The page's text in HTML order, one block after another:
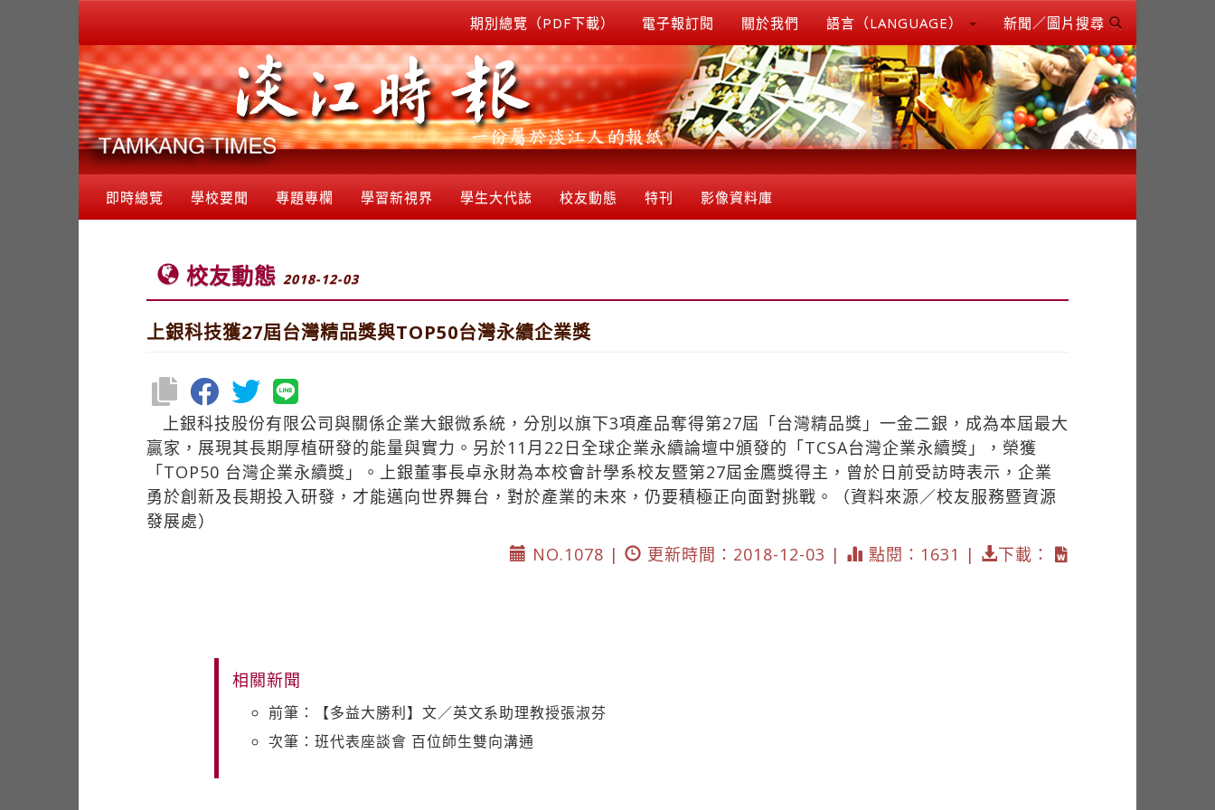
期別總覽（PDF下載） 電子報訂閱 關於我們 語言（LANGUAGE） 新聞／圖片搜尋
即時總覽 學校要聞 專題專欄 學習新視界 學生大代誌 校友動態 特刊 影像資料庫
校友動態 2018-12-03
上銀科技獲27屆台灣精品獎與TOP50台灣永續企業獎
上銀科技股份有限公司與關係企業大銀微系統，分別以旗下3項產品奪得第27屆「台灣精品獎」一金二銀，成為本屆最大
贏家，展現其長期厚植研發的能量與實力。另於11月22日全球企業永續論壇中頒發的「TCSA台灣企業永續獎」，榮獲
「TOP50 台灣企業永續獎」。上銀董事長卓永財為本校會計學系校友暨第27屆金鷹獎得主，曾於日前受訪時表示，企業
勇於創新及長期投入研發，才能邁向世界舞台，對於產業的未來，仍要積極正向面對挑戰。（資料來源／校友服務暨資源
發展處）
NO.1078 |
更新時間：2018-12-03 | 點閱：1631 | 下載：
相關新聞
前筆：【多益大勝利】文／英文系助理教授張淑芬
次筆：班代表座談會 百位師生雙向溝通